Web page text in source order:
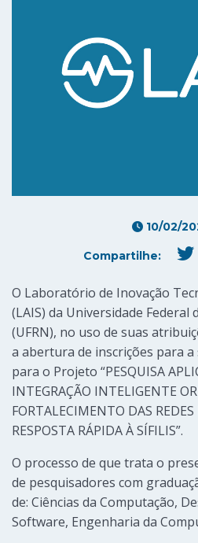
10/02/
Compartilhe:
O Laboratório de Inovação
(LAIS) da Universidade Federal
(UFRN), no uso de suas
a abertura de inscrições para
para o Projeto “PESQUISA
INTEGRAÇÃO INTELIGENTE
FORTALECIMENTO DAS
RESPOSTA RÁPIDA À SÍFILIS”.
O processo de que trata o
de pesquisadores com
de: Ciências da Computação,
Software, Engenharia da